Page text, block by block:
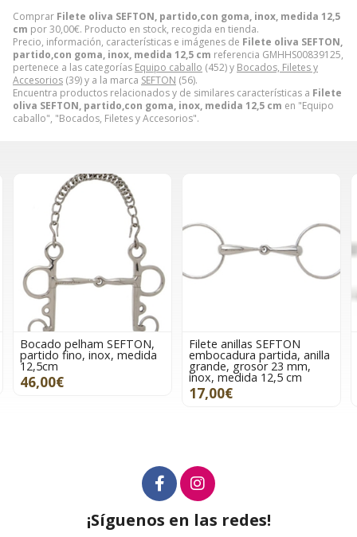
Comprar Filete oliva SEFTON, partido,con goma, inox, medida 12,5
cm por30,00€. Producto en stock, recogida en tienda.
Precio, información, características e imágenes de Filete oliva SEFTON,
partido,con goma, inox, medida 12,5 cm referencia GMHHS00839125,
pertenece a las categorías Equipo caballo (452) y Bocados, Filetes y
Accesorios (39) y a la marca SEFTON (56).
Encuentra productos relacionados y de similares características a Filete
oliva SEFTON, partido,con goma, inox, medida 12,5 cm en "Equipo
caballo", "Bocados, Filetes y Accesorios".
SEFTON,
medida
Filete anillas SEFTON
embocadura partida, anilla
grande, grosor 23 mm,
inox, medida 12,5 cm
Filete anillas
embocadura recta
comfort, grosor
inox, medida
¡Síguenos en las redes!